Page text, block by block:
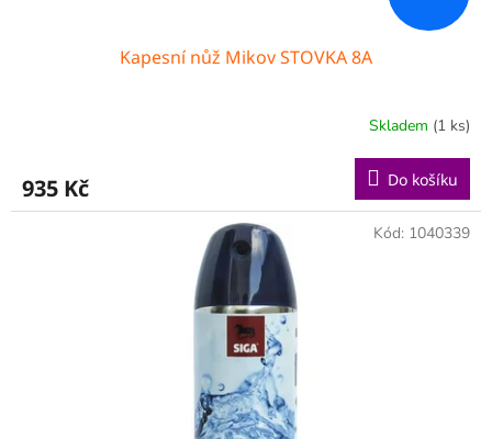
Kapesní nůž Mikov STOVKA 8A
Skladem (1 ks)
935 Kč Do košíku
Kód: 1040339